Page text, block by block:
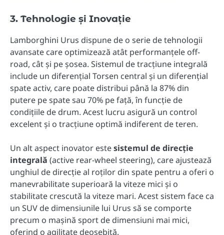
3. Tehnologie și Inovație
Lamborghini Urus dispune de o serie de tehnologii
avansate care optimizează atât performanțele off-
road, cât și pe șosea. Sistemul de tracțiune integrală
include un diferențial Torsen central și un diferențial
spate activ, care poate distribui până la 87% din
putere pe spate sau 70% pe față, în funcție de
condițiile de drum. Acest lucru asigură un control
excelent și o tracțiune optimă indiferent de teren.
Un alt aspect inovator estesistemul de direcție
integrală (active rear-wheel steering), care ajustează
unghiul de direcție al roților din spate pentru a oferi o
manevrabilitate superioară la viteze mici și o
stabilitate crescută la viteze mari. Acest sistem face ca
un SUV de dimensiunile lui Urus să se comporte
precum o mașină sport de dimensiuni mai mici,
oferind o agilitate deosebită.